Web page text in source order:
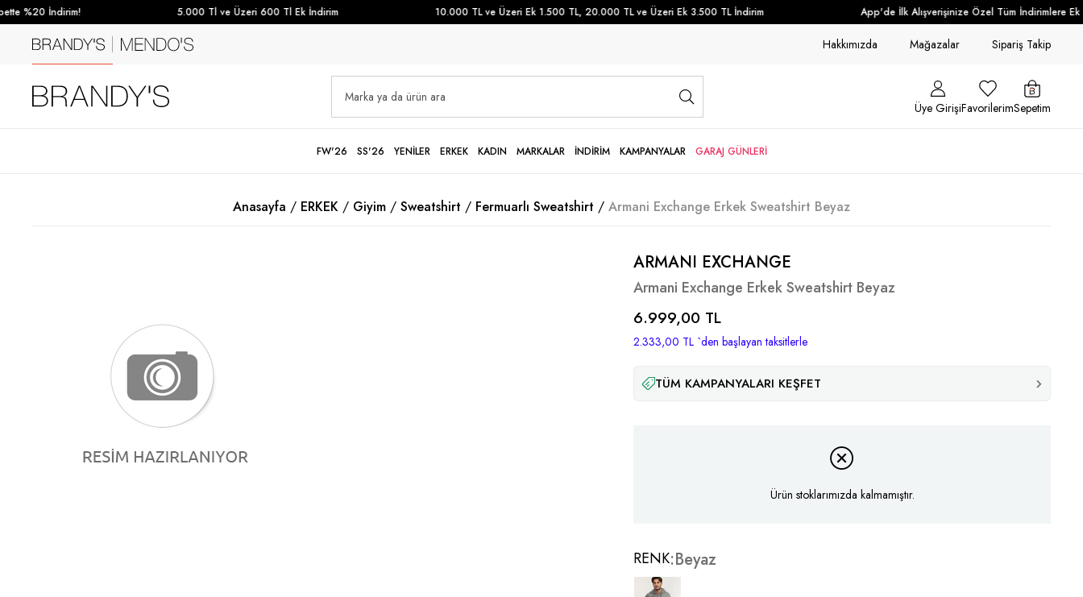
%20 İndirim! 5.000 Tl ve Üzeri 600 Tl Ek İndirim 10.000 TL ve Üzeri Ek 1.500 TL, 20.000 TL ve Üzeri Ek 3.500 TL İndirim App'de İlk Alışverişinize Özel Tüm İndirimlere Ek +
Hakkımızda Mağazalar Sipariş Takip
Üye GirişiFavorilerimSepetim
FW'26 SS'26 YENİLER ERKEK KADIN MARKALAR İNDİRİM KAMPANYALAR GARAJ GÜNLERİ
Anasayfa ERKEK Giyim Sweatshirt Fermuarlı Sweatshirt Armani Exchange Erkek Sweatshirt Beyaz
ARMANI EXCHANGE
Armani Exchange Erkek Sweatshirt Beyaz
6.999,00 TL
2.333,00 TL `den başlayan taksitlerle
TÜM KAMPANYALARI KEŞFET
Ürün stoklarımızda kalmamıştır.
RENK Beyaz